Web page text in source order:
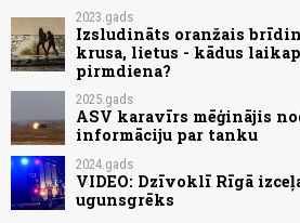
2023.gads
Izsludināts oranžais
krusa, lietus - kādus
pirmdiena?
2025.gads
ASV karavīrs mēģinājis
informāciju par tanku
2024.gads
VIDEO: Dzīvoklī Rīgā
ugunsgrēks